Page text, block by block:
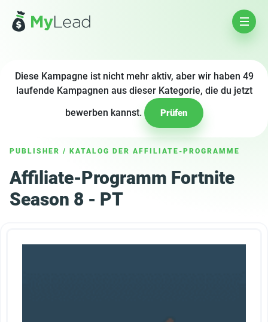
Diese Kampagne ist nicht mehr aktiv, aber wir haben 49
laufende Kampagnen aus dieser Kategorie, die du jetzt
bewerben kannst.
Prüfen
PUBLISHER / KATALOG DER AFFILIATE-PROGRAMME
Affiliate-Programm Fortnite
Season 8 - PT